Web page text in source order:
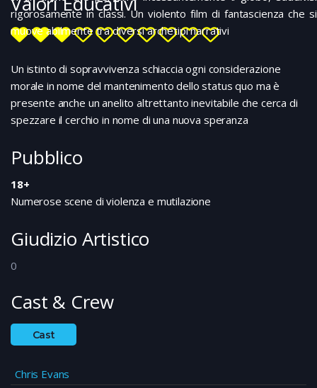
rigorosamente in classi. Un violento film di fantascienza che si
muove abilmente tra diversi archetipi narrativi
Un istinto di sopravvivenza schiaccia ogni considerazione
morale in nome del mantenimento dello status quo ma è
presente anche un anelito altrettanto inevitabile che cerca di
spezzare il cerchio in nome di una nuova speranza
Pubblico
18+
Numerose scene di violenza e mutilazione
Giudizio Artistico
0
Cast & Crew
Cast
Chris Evans